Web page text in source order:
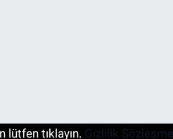
tıklayın. Gizlilik